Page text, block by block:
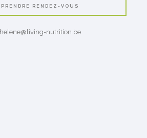
PRENDRE RENDEZ-VOUS
helene@living-nutrition.be